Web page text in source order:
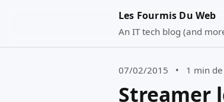
Les Fourmis Du Web
An IT tech blog (and
07/02/2015 • 1 min
Streamer